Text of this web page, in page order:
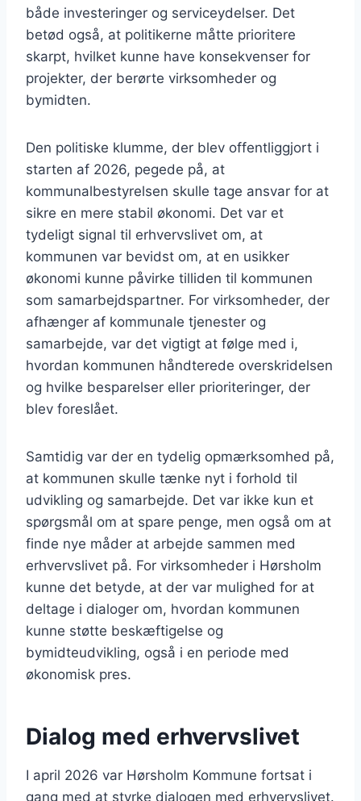
både investeringer og serviceydelser. Det
betød også, at politikerne måtte prioritere
skarpt, hvilket kunne have konsekvenser for
projekter, der berørte virksomheder og
bymidten.
Den politiske klumme, der blev offentliggjort i
starten af 2026, pegede på, at
kommunalbestyrelsen skulle tage ansvar for at
sikre en mere stabil økonomi. Det var et
tydeligt signal til erhvervslivet om, at
kommunen var bevidst om, at en usikker
økonomi kunne påvirke tilliden til kommunen
som samarbejdspartner. For virksomheder, der
afhænger af kommunale tjenester og
samarbejde, var det vigtigt at følge med i,
hvordan kommunen håndterede overskridelsen
og hvilke besparelser eller prioriteringer, der
blev foreslået.
Samtidig var der en tydelig opmærksomhed på,
at kommunen skulle tænke nyt i forhold til
udvikling og samarbejde. Det var ikke kun et
spørgsmål om at spare penge, men også om at
finde nye måder at arbejde sammen med
erhvervslivet på. For virksomheder i Hørsholm
kunne det betyde, at der var mulighed for at
deltage i dialoger om, hvordan kommunen
kunne støtte beskæftigelse og
bymidteudvikling, også i en periode med
økonomisk pres.
Dialog med erhvervslivet
I april 2026 var Hørsholm Kommune fortsat i
gang med at styrke dialogen med erhvervslivet.